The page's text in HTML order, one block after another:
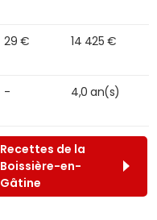
29 € 14 425 €
- 4,0 an(s)
Recettes de la
Boissière-en-
Gâtine